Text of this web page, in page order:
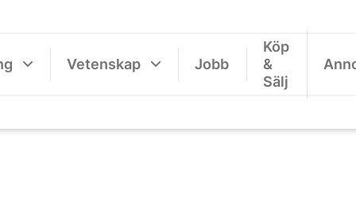
Vetenskap Jobb
Köp
&
Sälj